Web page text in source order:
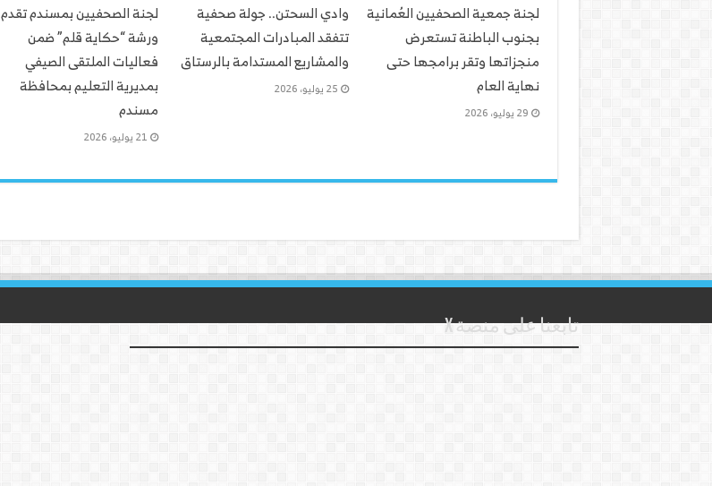
لجنة جمعية الصحفيين العُمانية
بجنوب الباطنة تستعرض
منجزاتها وتقر برامجها حتى
نهاية العام
29 يوليو، 2026
وادي السحتن.. جولة صحفية
تتفقد المبادرات المجتمعية
والمشاريع المستدامة بالرستاق
25 يوليو، 2026
لجنة الصحفيين بمسندم تقدم
ورشة “حكاية قلم” ضمن
فعاليات الملتقى الصيفي
بمديرية التعليم بمحافظة
مسندم
21 يوليو، 2026
تابعنا على منصة X